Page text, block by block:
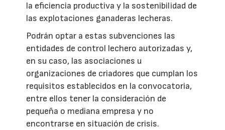
la eficiencia productiva y la sostenibilidad de
las explotaciones ganaderas lecheras.
Podrán optar a estas subvenciones las
entidades de control lechero autorizadas y,
en su caso, las asociaciones u
organizaciones de criadores que cumplan los
requisitos establecidos en la convocatoria,
entre ellos tener la consideración de
pequeña o mediana empresa y no
encontrarse en situación de crisis.